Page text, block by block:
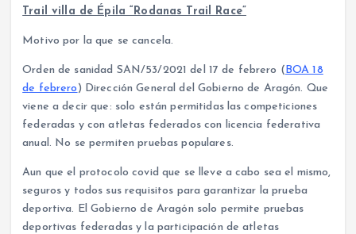
Trail villa de Épila “Rodanas Trail Race”
Motivo por la que se cancela.
Orden de sanidad SAN/53/2021 del 17 de febrero ( BOA 18
de febrero ) Dirección General del Gobierno de Aragón. Que
viene a decir que: solo están permitidas las competiciones
federadas y con atletas federados con licencia federativa
anual. No se permiten pruebas populares.
Aun que el protocolo covid que se lleve a cabo sea el mismo,
seguros y todos sus requisitos para garantizar la prueba
deportiva. El Gobierno de Aragón solo permite pruebas
deportivas federadas y la participación de atletas